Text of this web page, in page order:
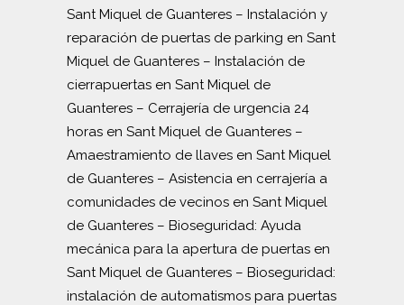
Sant Miquel de Guanteres – Instalación y
reparación de puertas de parking en Sant
Miquel de Guanteres – Instalación de
cierrapuertas en Sant Miquel de
Guanteres – Cerrajería de urgencia 24
horas en Sant Miquel de Guanteres –
Amaestramiento de llaves en Sant Miquel
de Guanteres – Asistencia en cerrajería a
comunidades de vecinos en Sant Miquel
de Guanteres – Bioseguridad: Ayuda
mecánica para la apertura de puertas en
Sant Miquel de Guanteres – Bioseguridad:
instalación de automatismos para puertas